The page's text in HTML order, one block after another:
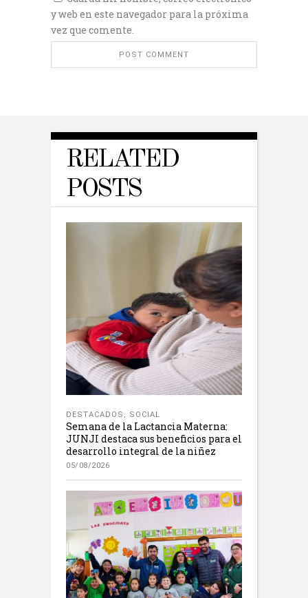
y web en este navegador para la próxima
vez que comente.
RELATED
POSTS
DESTACADOS , SOCIAL
Semana de la Lactancia Materna:
JUNJI destaca sus beneficios para el
desarrollo integral de la niñez
05/08/2026